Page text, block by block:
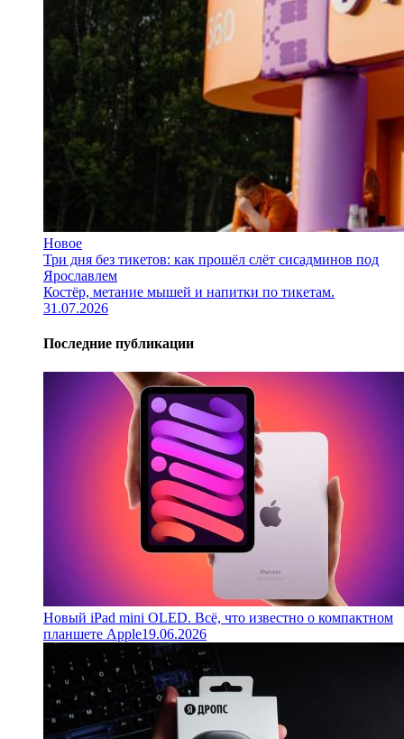
Новое
Три дня без тикетов: как прошёл слёт сисадминов под
Ярославлем
Костёр, метание мышей и напитки по тикетам.
31.07.2026
Последние публикации
Новый iPad mini OLED. Всё, что известно о компактном
планшете Apple19.06.2026